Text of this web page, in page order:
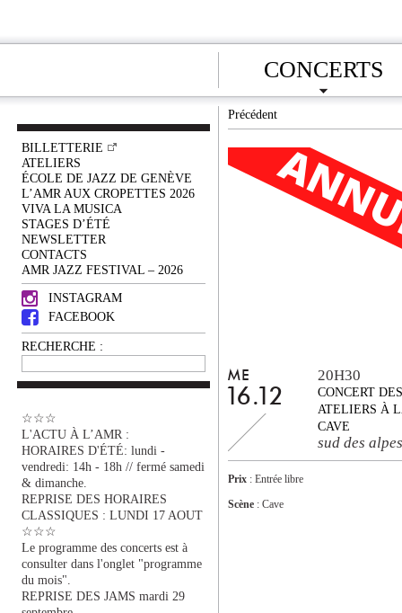
CONCERTS
BILLETTERIE
ATELIERS
ÉCOLE DE JAZZ DE GENÈVE
L’AMR AUX CROPETTES 2026
VIVA LA MUSICA
STAGES D’ÉTÉ
NEWSLETTER
CONTACTS
AMR JAZZ FESTIVAL – 2026
INSTAGRAM
FACEBOOK
RECHERCHE :
☆☆☆
L'ACTU À L’AMR :
HORAIRES D'ÉTÉ: lundi -
vendredi: 14h - 18h // fermé samedi
& dimanche.
REPRISE DES HORAIRES
CLASSIQUES : LUNDI 17 AOUT
☆☆☆
Le programme des concerts est à
consulter dans l'onglet "programme
du mois".
REPRISE DES JAMS mardi 29
Précédent
ME
16.12
20H30
CONCERT DES
ATELIERS À
CAVE
sud des alpes
Prix : Entrée libre
Scène : Cave